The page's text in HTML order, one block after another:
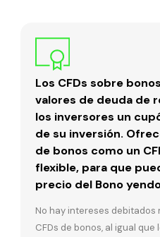
Los CFDs sobre
valores de deuda de
los inversores un
de su inversión.
de bonos como un
flexible, para que
precio del Bono
No hay intereses
CFDs de bonos, al igual